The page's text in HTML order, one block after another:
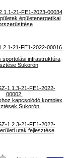
21-FE1-2023-00034
épületenergetikai
21-FE1-2022-00016
sportolási infrastruktúra
Sukorón
1.1.3-21-FE1-2022-
00002
kapcsolódó komplex
Sukorón
1.2.3-21-FE1-2022-
utak fejlesztése